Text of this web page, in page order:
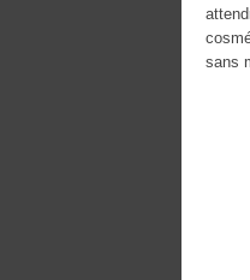
sans